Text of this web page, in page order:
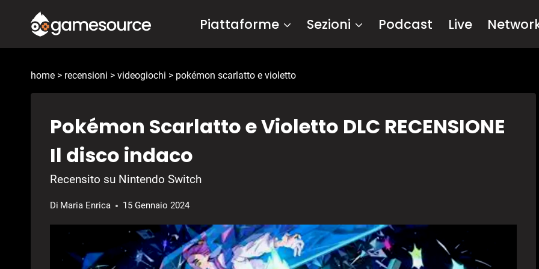
contenuto
Piattaforme Sezioni Podcast Live
home > recensioni > videogiochi > pokémon scarlatto e violetto
Pokémon Scarlatto e Violetto DLC RECENSIONE
Il disco indaco
Recensito su Nintendo Switch
Di Maria Enrica 15 Gennaio 2024